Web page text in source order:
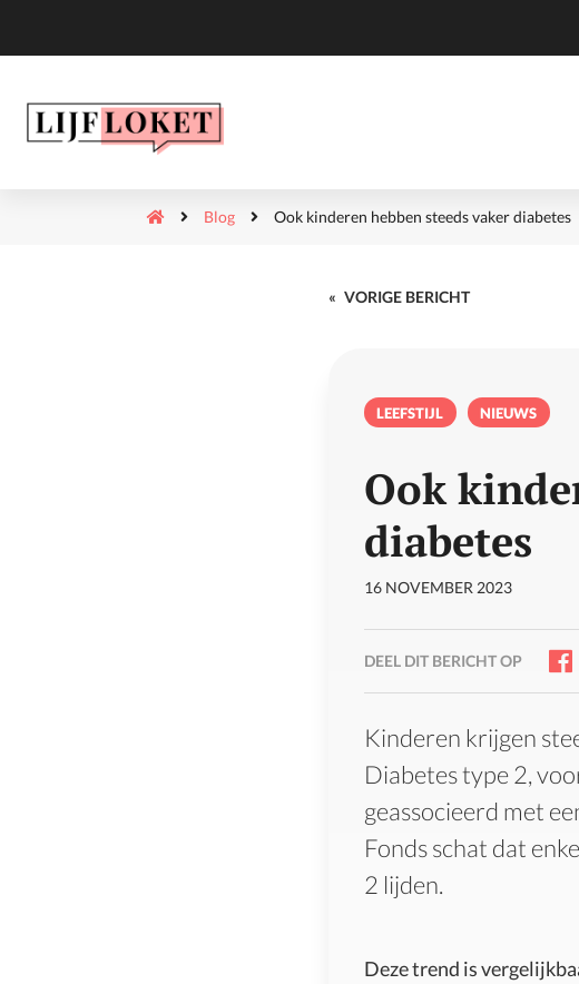
Blog Ook kinderen hebben steeds vaker diabetes
« VORIGE BERICHT
LEEFSTIJL NIEUWS
Ook
diabetes
16 NOVEMBER 2023
DEEL DIT BERICHT OP
Kinderen krijgen
Diabetes type 2,
geassocieerd met
Fonds schat dat
2 lijden.
Deze trend is